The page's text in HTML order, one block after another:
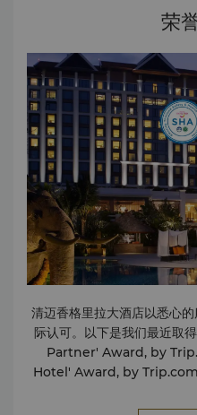
荣
清迈香格里拉大酒店以悉心
际认可。以下是我们最近取得的荣
Partner' Award, by
Hotel' Award, by Trip.com 2025年 Thailand Tourism
Outstanding Awards),